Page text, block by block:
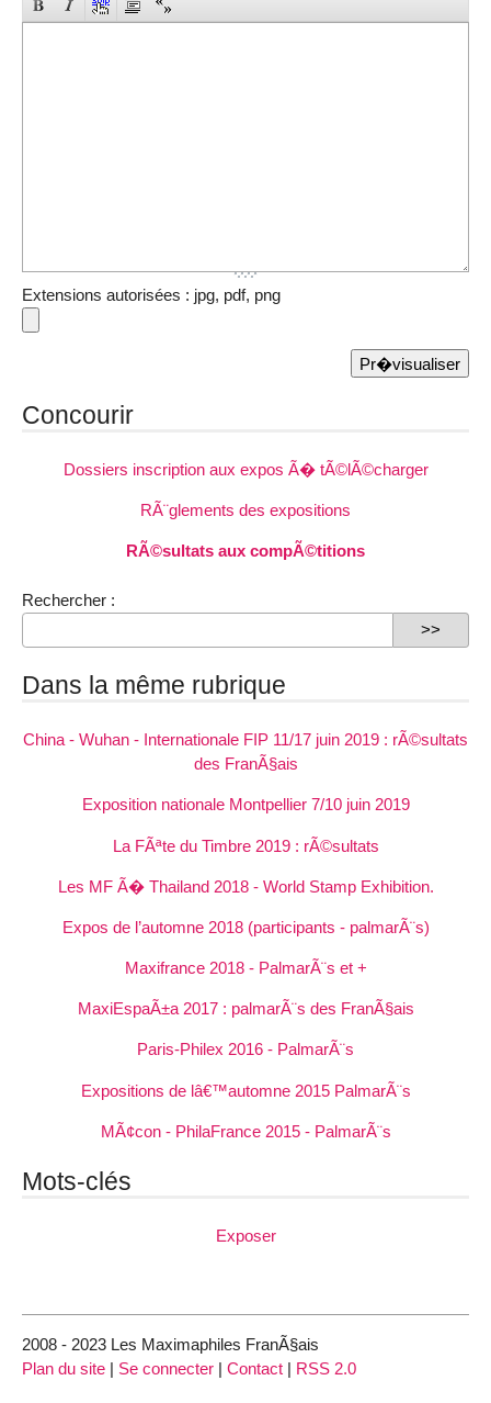
Extensions autorisées : jpg, pdf, png
Concourir
Dossiers inscription aux expos Ã� tÃ©lÃ©charger
RÃ¨glements des expositions
RÃ©sultats aux compÃ©titions
Rechercher :
Dans la même rubrique
China - Wuhan - Internationale FIP 11/17 juin 2019 : rÃ©sultats
des FranÃ§ais
Exposition nationale Montpellier 7/10 juin 2019
La FÃªte du Timbre 2019 : rÃ©sultats
Les MF Ã� Thailand 2018 - World Stamp Exhibition.
Expos de l’automne 2018 (participants - palmarÃ¨s)
Maxifrance 2018 - PalmarÃ¨s et +
MaxiEspaÃ±a 2017 : palmarÃ¨s des FranÃ§ais
Paris-Philex 2016 - PalmarÃ¨s
Expositions de lâ€™automne 2015 PalmarÃ¨s
MÃ¢con - PhilaFrance 2015 - PalmarÃ¨s
Mots-clés
Exposer
2008 - 2023 Les Maximaphiles FranÃ§ais
Plan du site | Se connecter | Contact | RSS 2.0